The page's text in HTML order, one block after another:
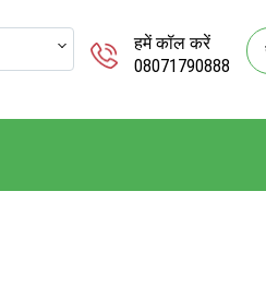
हमें कॉल करें
08071790888